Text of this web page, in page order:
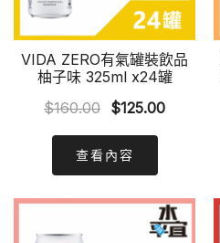
VIDA ZERO有氣罐裝飲品
柚子味 325ml x24罐
$160.00 Original
was:
$160.00.
$125.00Current
查看內容